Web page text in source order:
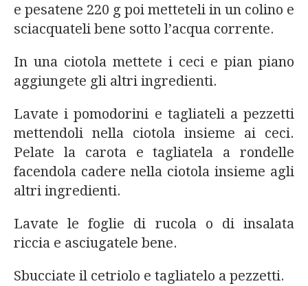
e pesatene 220 g poi metteteli in un colino e
sciacquateli bene sotto l’acqua corrente.
In una ciotola mettete i ceci e pian piano
aggiungete gli altri ingredienti.
Lavate i pomodorini e tagliateli a pezzetti
mettendoli nella ciotola insieme ai ceci.
Pelate la carota e tagliatela a rondelle
facendola cadere nella ciotola insieme agli
altri ingredienti.
Lavate le foglie di rucola o di insalata
riccia e asciugatele bene.
Sbucciate il cetriolo e tagliatelo a pezzetti.